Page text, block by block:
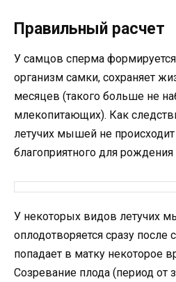
Правильный расчет
У самцов сперма
организм самки, сохраняет
месяцев (такого больше не
млекопитающих). Как
летучих мышей не
благоприятного для
У некоторых видов летучих
оплодотворяется сразу после
попадает в матку некоторое
Созревание плода (период от